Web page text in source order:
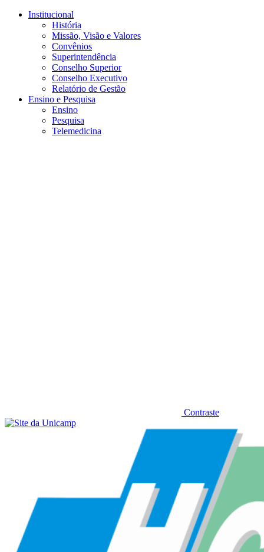
Conteúdo principal
Institucional
História
Missão, Visão e Valores
Convênios
Superintendência
Conselho Superior
Conselho Executivo
Relatório de Gestão
Ensino e Pesquisa
Ensino
Pesquisa
Telemedicina
Contraste